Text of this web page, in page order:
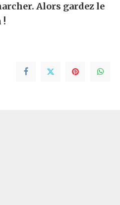
Alors gardez le
!